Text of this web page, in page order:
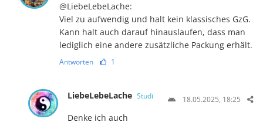
@LiebeLebeLache:
Viel zu aufwendig und halt kein klassisches GzG.
Kann halt auch darauf hinauslaufen, dass man
lediglich eine andere zusätzliche Packung erhält.
Antworten 1
LiebeLebeLache Studi 18.05.2025, 18:25
Denke ich auch